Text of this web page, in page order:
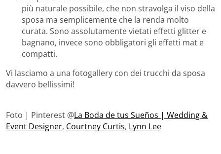
più naturale possibile, che non stravolga il viso della
sposa ma semplicemente che la renda molto
curata. Sono assolutamente vietati effetti glitter e
bagnano, invece sono obbligatori gli effetti mat e
compatti.
Vi lasciamo a una fotogallery con dei trucchi da sposa
davvero bellissimi!
Foto | Pinterest @La Boda de tus Sueños | Wedding &
Event Designer, Courtney Curtis, Lynn Lee